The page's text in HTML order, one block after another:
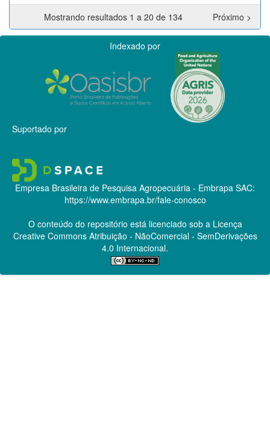
Mostrando resultados 1 a 20 de 134
Próximo >
Indexado por
Suportado por
Empresa Brasileira de Pesquisa Agropecuária - Embrapa SAC:
https://www.embrapa.br/fale-conosco
O conteúdo do repositório está licenciado sob a Licença
Creative CommonsAtribuição - NãoComercial - SemDerivações
4.0 Internacional.